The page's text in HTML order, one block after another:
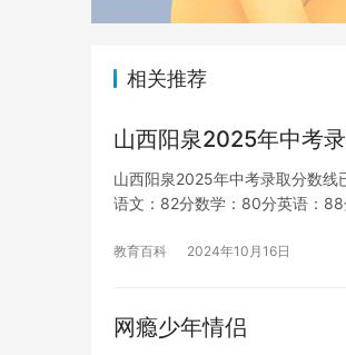
相关推荐
山西阳泉2025年中考
山西阳泉2025年中考录取分数线
语文：82分数学：80分英语：
教育百科 2024年10月16日
网瘾少年情侣